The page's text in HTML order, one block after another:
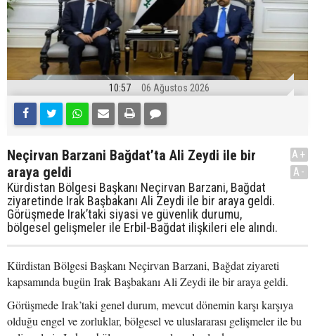
10:57 06 Ağustos 2026
Neçirvan Barzani Bağdat’ta Ali Zeydi ile bir
araya geldi
Kürdistan Bölgesi Başkanı Neçirvan Barzani, Bağdat
ziyaretinde Irak Başbakanı Ali Zeydi ile bir araya geldi.
Görüşmede Irak’taki siyasi ve güvenlik durumu,
bölgesel gelişmeler ile Erbil-Bağdat ilişkileri ele alındı.
A+
A-
Kürdistan Bölgesi Başkanı Neçirvan Barzani, Bağdat ziyareti
kapsamında bugün Irak Başbakanı Ali Zeydi ile bir araya geldi.
Görüşmede Irak’taki genel durum, mevcut dönemin karşı karşıya
olduğu engel ve zorluklar, bölgesel ve uluslararası gelişmeler ile bu